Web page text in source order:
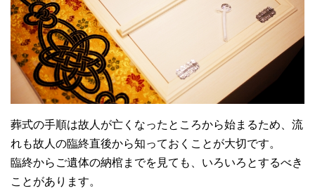
葬式の手順は故人が亡くなったところから始まるため、流
れも故人の臨終直後から知っておくことが大切です。
臨終からご遺体の納棺までを見ても、いろいろとするべき
ことがあります。